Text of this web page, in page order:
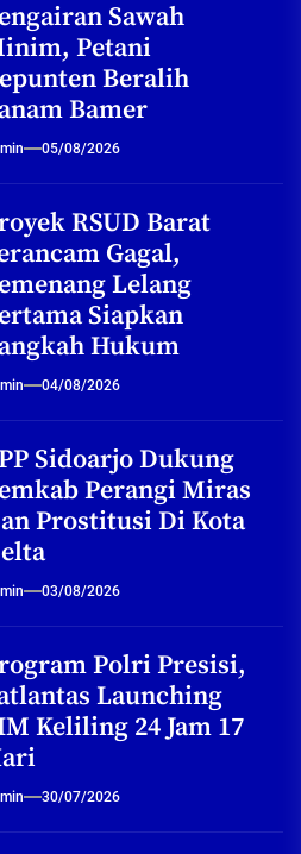
Sawah
Petani
Beralih
Bamer
05/08/2026
RSUD Barat
Gagal,
Lelang
Siapkan
Hukum
04/08/2026
Sidoarjo Dukung
Perangi Miras
Prostitusi Di Kota
03/08/2026
Polri Presisi,
Launching
Keliling 24 Jam 17
30/07/2026